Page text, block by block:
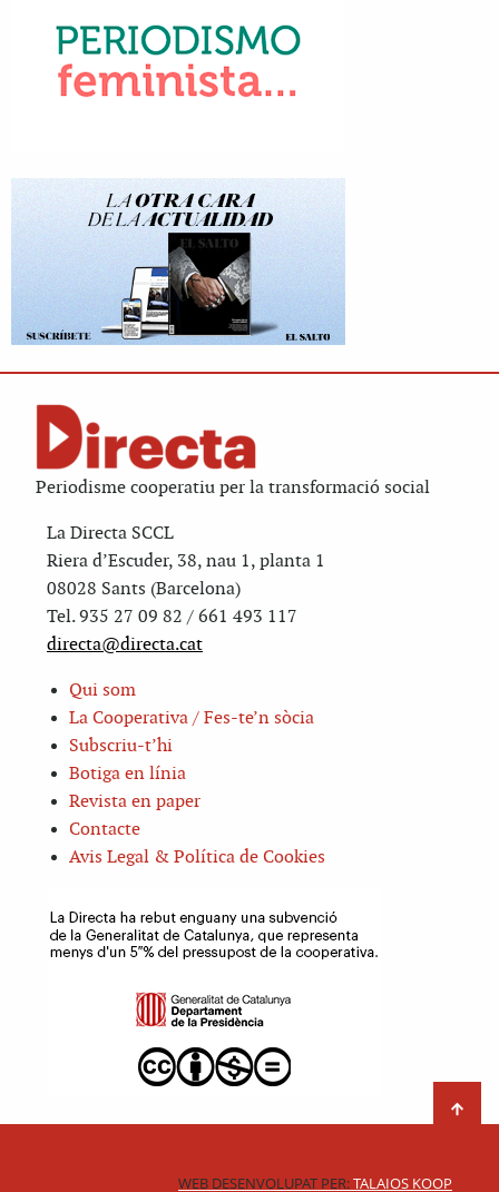
Periodisme cooperatiu per la transformació social
La Directa SCCL
Riera d’Escuder, 38, nau 1, planta 1
08028 Sants (Barcelona)
Tel. 935 27 09 82 / 661 493 117
directa@directa.cat
Qui som
La Cooperativa / Fes-te’n sòcia
Subscriu-t’hi
Botiga en línia
Revista en paper
Contacte
Avis Legal & Política de Cookies
WEB DESENVOLUPAT PER:TALAIOS KOOP